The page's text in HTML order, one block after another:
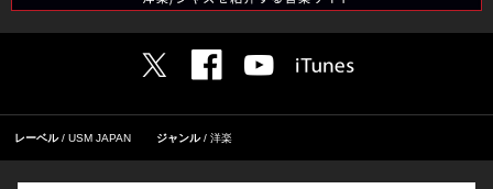
レーベル USM JAPAN ジャンル 洋楽